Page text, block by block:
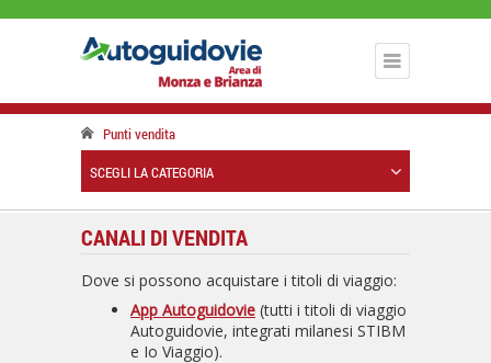
Punti vendita
SCEGLI LA CATEGORIA
CANALI DI VENDITA
Dove si possono acquistare i titoli di viaggio:
App Autoguidovie (tutti i titoli di viaggio
Autoguidovie, integrati milanesi STIBM
e Io Viaggio).